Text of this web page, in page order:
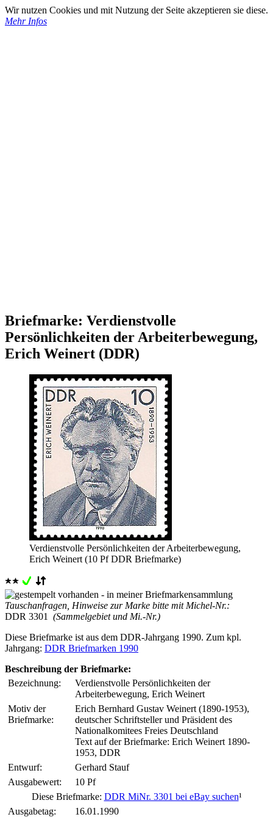
Wir nutzen Cookies und mit Nutzung der Seite akzeptieren sie diese.
Mehr Infos
Briefmarke: Verdienstvolle
Persönlichkeiten der Arbeiterbewegung,
Erich Weinert (DDR)
Verdienstvolle Persönlichkeiten der Arbeiterbewegung,
Erich Weinert (10 Pf DDR Briefmarke)
Tauschanfragen, Hinweise zur Marke bitte mit Michel-Nr.:
DDR 3301
(Sammelgebiet und Mi.-Nr.)
Diese Briefmarke ist aus dem DDR-Jahrgang 1990. Zum kpl.
Jahrgang: DDR Briefmarken 1990
Beschreibung der Briefmarke:
Bezeichnung:
Verdienstvolle Persönlichkeiten der
Arbeiterbewegung, Erich Weinert
Motiv der
Briefmarke:
Erich Bernhard Gustav Weinert (1890-1953),
deutscher Schriftsteller und Präsident des
Nationalkomitees Freies Deutschland
Text auf der Briefmarke: Erich Weinert 1890-
1953, DDR
Entwurf:
Gerhard Stauf
Ausgabewert:
10 Pf
Diese Briefmarke: DDR MiNr. 3301 bei eBay suchen¹
Ausgabetag:
16.01.1990